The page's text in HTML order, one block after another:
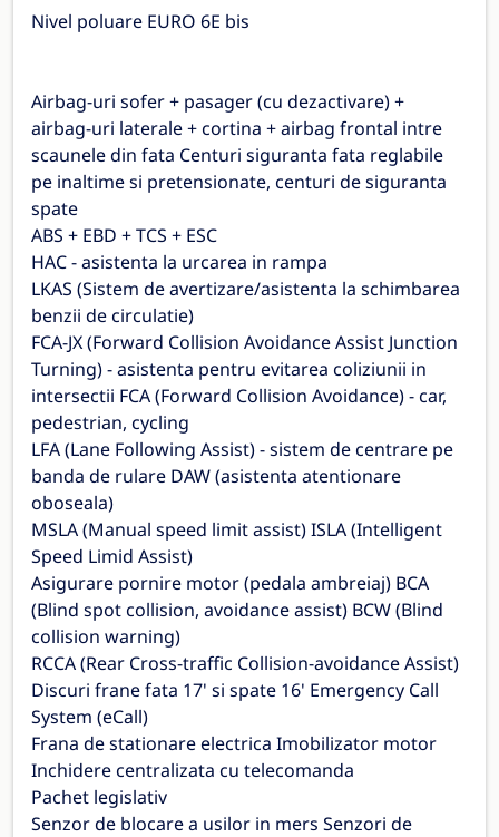
Nivel poluare EURO 6E bis
Airbag-uri sofer + pasager (cu dezactivare) +
airbag-uri laterale + cortina + airbag frontal intre
scaunele din fata Centuri siguranta fata reglabile
pe inaltime si pretensionate, centuri de siguranta
spate
ABS + EBD + TCS + ESC
HAC - asistenta la urcarea in rampa
LKAS (Sistem de avertizare/asistenta la schimbarea
benzii de circulatie)
FCA-JX (Forward Collision Avoidance Assist Junction
Turning) - asistenta pentru evitarea coliziunii in
intersectii FCA (Forward Collision Avoidance) - car,
pedestrian, cycling
LFA (Lane Following Assist) - sistem de centrare pe
banda de rulare DAW (asistenta atentionare
oboseala)
MSLA (Manual speed limit assist) ISLA (Intelligent
Speed Limid Assist)
Asigurare pornire motor (pedala ambreiaj) BCA
(Blind spot collision, avoidance assist) BCW (Blind
collision warning)
RCCA (Rear Cross-traffic Collision-avoidance Assist)
Discuri frane fata 17' si spate 16' Emergency Call
System (eCall)
Frana de stationare electrica Imobilizator motor
Inchidere centralizata cu telecomanda
Pachet legislativ
Senzor de blocare a usilor in mers Senzori de